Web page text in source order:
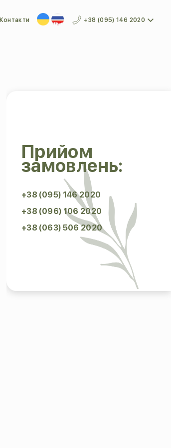
Контакти +38 (095) 146 2020
Прийом
замовлень:
+38 (095) 146 2020
+38 (096) 106 2020
+38 (063) 506 2020